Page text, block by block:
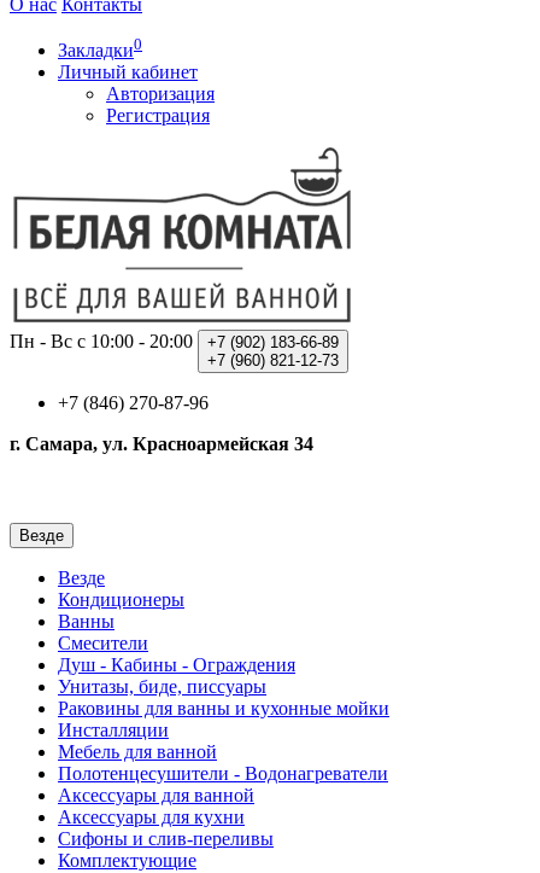
О нас Контакты
Закладки0
Личный кабинет
Авторизация
Регистрация
Пн - Вс с 10:00 - 20:00 +7 (902) 183-66-89
+7 (960) 821-12-73
+7 (846) 270-87-96
г. Самара, ул. Красноармейская 34
Везде
Везде
Кондиционеры
Ванны
Смесители
Душ - Кабины - Ограждения
Унитазы, биде, писсуары
Раковины для ванны и кухонные мойки
Инсталляции
Мебель для ванной
Полотенцесушители - Водонагреватели
Аксессуары для ванной
Аксессуары для кухни
Сифоны и слив-переливы
Комплектующие